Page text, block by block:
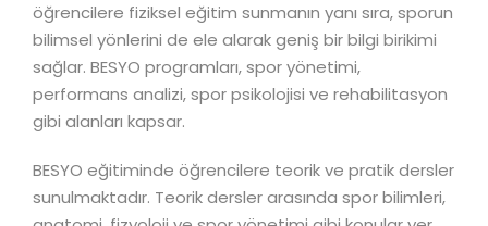
öğrencilere fiziksel eğitim sunmanın yanı sıra, sporun
bilimsel yönlerini de ele alarak geniş bir bilgi birikimi
sağlar. BESYO programları, spor yönetimi,
performans analizi, spor psikolojisi ve rehabilitasyon
gibi alanları kapsar.
BESYO eğitiminde öğrencilere teorik ve pratik dersler
sunulmaktadır. Teorik dersler arasında spor bilimleri,